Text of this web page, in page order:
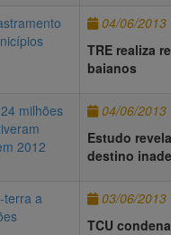
04/06/2013
TRE realiza
baianos
04/06/2013
Estudo
destino
03/06/2013
TCU